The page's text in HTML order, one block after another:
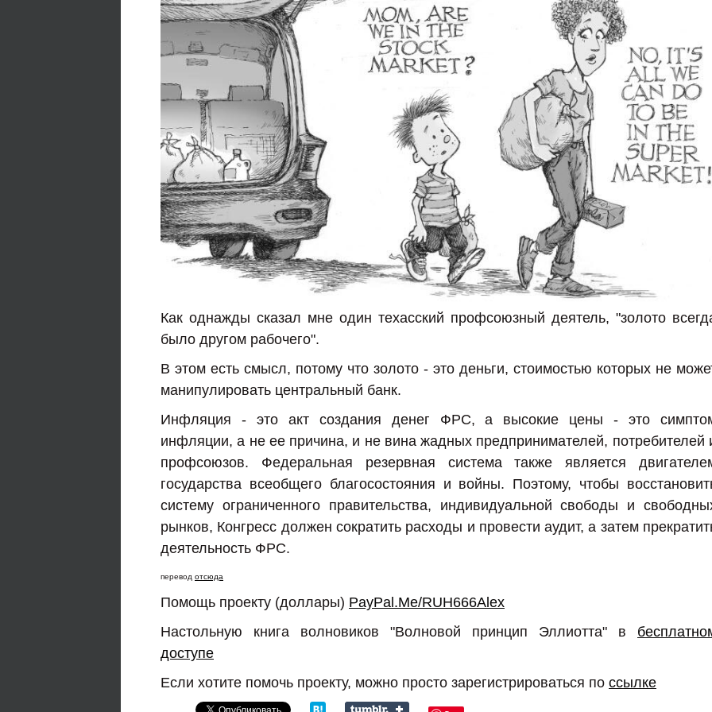
Как однажды сказал мне один техасский профсоюзный деятель, "золото
было другом рабочего".
В этом есть смысл, потому что золото - это деньги, стоимостью которых не
манипулировать центральный банк.
Инфляция - это акт создания денег ФРС, а высокие цены - это
инфляции, а не ее причина, и не вина жадных предпринимателей, потребителей
профсоюзов. Федеральная резервная система также является
государства всеобщего благосостояния и войны. Поэтому, чтобы
систему ограниченного правительства, индивидуальной свободы и
рынков, Конгресс должен сократить расходы и провести аудит, а затем
деятельность ФРС.
перевод отсюда
Помощь проекту (доллары) PayPal.Me/RUH666Alex
Настольную книга волновиков "Волновой принцип Эллиотта" в
доступе
Если хотите помочь проекту, можно просто зарегистрироваться по ссылке